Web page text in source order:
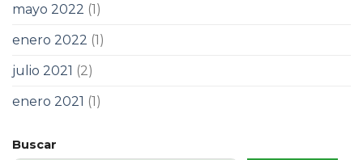
mayo 2022 (1)
enero 2022 (1)
julio 2021 (2)
enero 2021 (1)
Buscar